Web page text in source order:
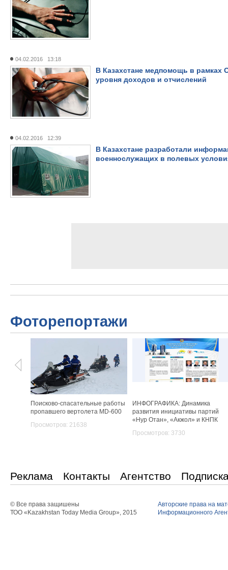
04.02.2016 13:18
В Казахстане медпомощь в рамках
уровня доходов и отчислений
04.02.2016 12:39
В Казахстане разработали
военнослужащих в полевых
Фоторепортажи
Поисково-спасательные работы
пропавшего вертолета MD-600
Просмотров: 21638
ИНФОГРАФИКА: Динамика
развития инициативы партий
«Нур Отан», «Акжол» и КНПК
Просмотров: 3730
Реклама Контакты Агентство
© Все права защишены
ТОО «Kazakhstan Today Media Group», 2015
Авторские права на
Информационного